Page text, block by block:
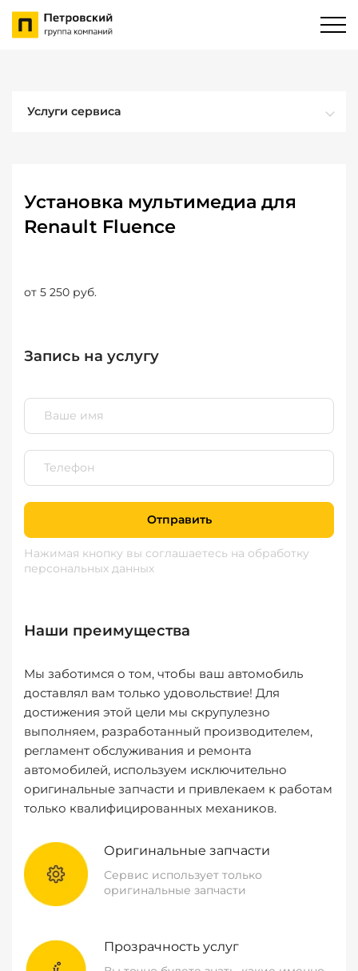
Услуги сервиса
Установка мультимедиа для
Renault Fluence
от 5 250 руб.
Запись на услугу
Отправить
Нажимая кнопку вы соглашаетесь на обработку
персональных данных
Наши преимущества
Мы заботимся о том, чтобы ваш автомобиль
доставлял вам только удовольствие! Для
достижения этой цели мы скрупулезно
выполняем, разработанный производителем,
регламент обслуживания и ремонта
автомобилей, используем исключительно
оригинальные запчасти и привлекаем к работам
только квалифицированных механиков.
Оригинальные запчасти
Сервис использует только
оригинальные запчасти
Прозрачность услуг